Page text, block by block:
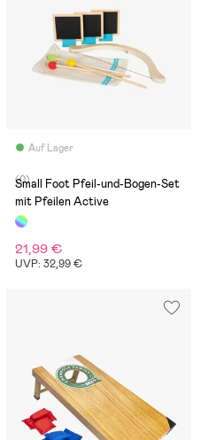
Auf Lager
(0)
Small Foot Pfeil-und-Bogen-Set
mit Pfeilen Active
21,99 €
UVP: 32,99 €